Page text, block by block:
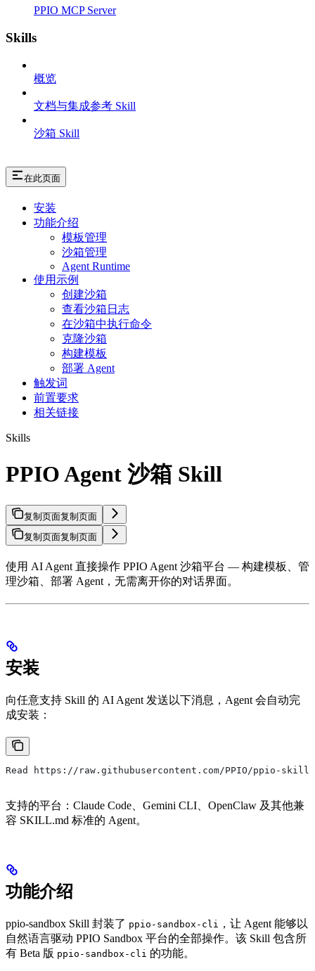
PPIO MCP Server
Skills
概览
文档与集成参考 Skill
沙箱 Skill
在此页面
安装
功能介绍
模板管理
沙箱管理
Agent Runtime
使用示例
创建沙箱
查看沙箱日志
在沙箱中执行命令
克隆沙箱
构建模板
部署 Agent
触发词
前置要求
相关链接
Skills
PPIO Agent 沙箱 Skill
复制页面复制页面
复制页面复制页面
使用 AI Agent 直接操作 PPIO Agent 沙箱平台 — 构建模板、管
理沙箱、部署 Agent，无需离开你的对话界面。
安装
向任意支持 Skill 的 AI Agent 发送以下消息，Agent 会自动完
成安装：
Read https://raw.githubusercontent.com/PPIO/ppio-
支持的平台：Claude Code、Gemini CLI、OpenClaw 及其他兼
容 SKILL.md 标准的 Agent。
功能介绍
ppio-sandbox Skill 封装了 ppio-sandbox-cli ，让 Agent 能够以
自然语言驱动 PPIO Sandbox 平台的全部操作。该 Skill 包含所
有 Beta 版 ppio-sandbox-cli 的功能。